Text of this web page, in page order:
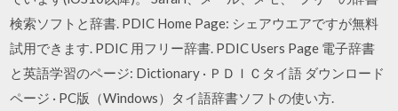
検索ソフトと辞書. PDIC Home Page: シェアウエアですが無料
試用できます. PDIC 用フリー辞書. PDIC Users Page 電子辞書
と英語学習のページ: Dictionary · ＰＤＩＣタイ語 ダウンロード
ページ · PC版（Windows）タイ語辞書ソフトの使い方.